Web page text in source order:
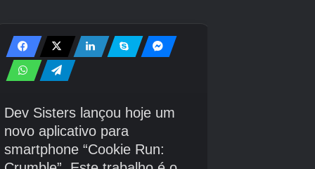
Quanto mais vezes você pular corda sem que
ela atinja você, você receberá recompensas do
Bulbasaur. No entanto, parece que Bulbasaur
atender aos requisitos.
Aqui estão as recompensas do evento
Concurso de Corda de Pular do Bulbasaur e